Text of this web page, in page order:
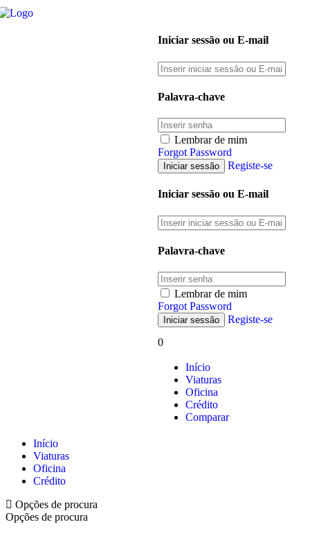
Iniciar sessão ou E-mail
Palavra-chave
Lembrar de mim
Forgot Password
Registe-se
Iniciar sessão ou E-mail
Palavra-chave
Lembrar de mim
Forgot Password
Registe-se
0
Início
Viaturas
Oficina
Crédito
Comparar
Início
Viaturas
Oficina
Crédito
Opções de procura
Opções de procura